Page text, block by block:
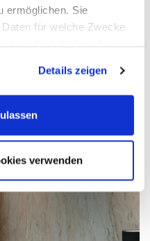
ermöglichen. Sie
für welche Zwecke
wir auch gerne:
genau sein können
nach bestimmten
identifizieren
Ihre persönlichen Daten
Ihre Präferenzen im
Details zeigen
verwenden
Terrassen der